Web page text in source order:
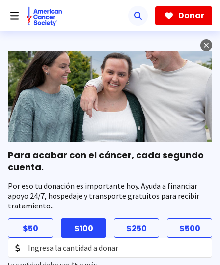
hacia
contenido
Donar
Para acabar con el cáncer, cada segundo
cuenta.
Por eso tu donación es importante hoy. Ayuda a financiar
apoyo 24/7, hospedaje y transporte gratuitos para recibir
tratamiento..
$50 $100 $250 $500